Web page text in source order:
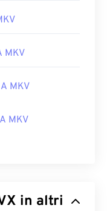
MKV
MKV
MKV